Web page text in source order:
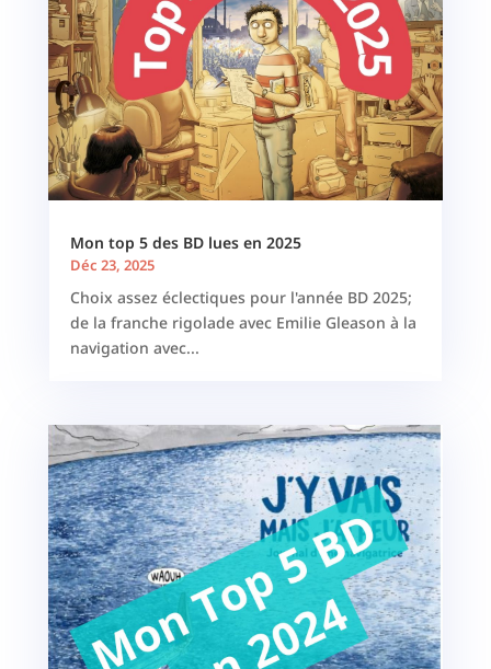
Mon top 5 des BD lues en 2025
Déc 23, 2025
Choix assez éclectiques pour l'année BD 2025;
de la franche rigolade avec Emilie Gleason à la
navigation avec...